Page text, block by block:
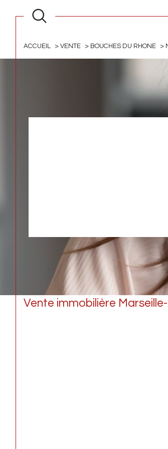
ACCUEIL VENTE BOUCHES DU RHONE
Vente immobilière